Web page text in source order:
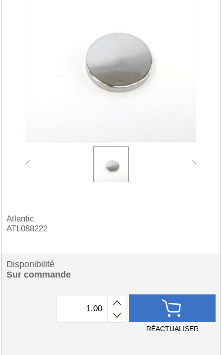
Atlantic
ATL088222
Disponibilité
Sur commande
RÉACTUALISER